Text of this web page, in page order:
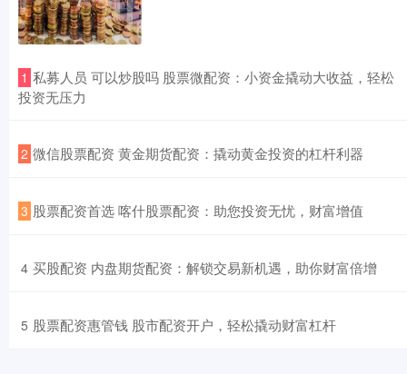
1 ​私募人员 可以炒股吗 股票微配资：小资金撬动大收益，轻松
投资无压力
2 ​微信股票配资 黄金期货配资：撬动黄金投资的杠杆利器
3 ​股票配资首选 喀什股票配资：助您投资无忧，财富增值
4 ​买股配资 内盘期货配资：解锁交易新机遇，助你财富倍增
5 ​股票配资惠管钱 股市配资开户，轻松撬动财富杠杆